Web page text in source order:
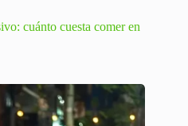
cuánto cuesta comer en